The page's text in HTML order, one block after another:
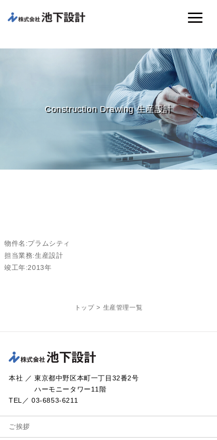
Construction Drawing 生産設計
物件名:プラムシティ
担当業務:生産設計
竣工年:2013年
トップ > 生産管理一覧
本社 ／ 東京都中野区本町一丁目32番2号
ハーモニータワー11階
TEL／ 03-6853-6211
ご挨拶